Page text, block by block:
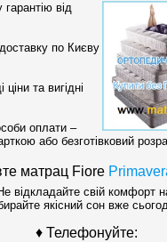
від
по Києву
та вигідні
оплати –
або безготівковий
матрац Fiore
відкладайте свій комфорт
якісний сон вже
♦ Телефонуйте: